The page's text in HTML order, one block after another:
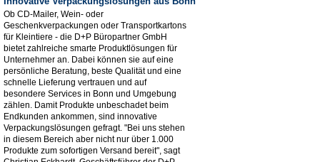
Ob CD-Mailer, Wein- oder
Geschenkverpackungen oder Transportkartons
für Kleintiere - die D+P Büropartner GmbH
bietet zahlreiche smarte Produktlösungen für
Unternehmer an. Dabei können sie auf eine
persönliche Beratung, beste Qualität und eine
schnelle Lieferung vertrauen und auf
besondere Services in Bonn und Umgebung
zählen. Damit Produkte unbeschadet beim
Endkunden ankommen, sind innovative
Verpackungslösungen gefragt. "Bei uns stehen
in diesem Bereich aber nicht nur über 1.000
Produkte zum sofortigen Versand bereit", sagt